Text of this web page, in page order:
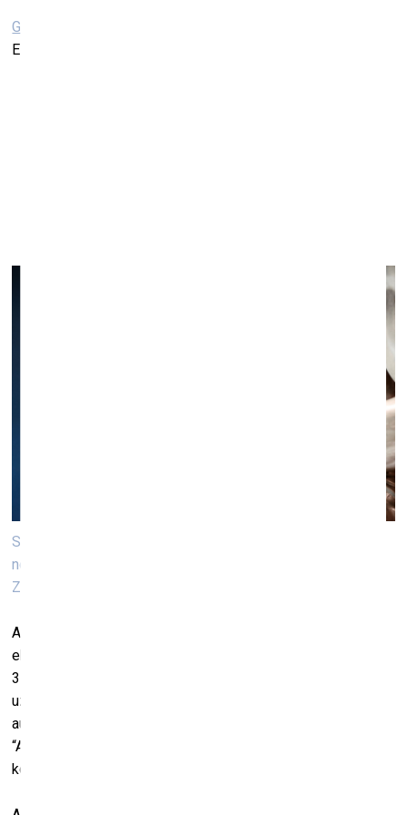
Galerija “Māksla XO”
Elizabetes ielā 14, Rīgā
Skats no LNMM Antīkās un renesanses tēlniecības
nolējumu ekspozīcijas “Skulptūru mežs”. Foto: Kristiāna
Zelča
Atzīmējot Antīkās un renesanses tēlniecības nolējumu
ekspozīcijas “Skulptūru mežs” ceturto pastāvēšanas gadu,
31. oktobrī un 1. novembrī Mākslas muzejs RĪGAS BIRŽA
uzsāk starptautisku zinātnisko lasījumu sēriju par
autentiskumu un oriģinalitāti dažādās mākslas nozarēs –
“Autentiskums muzeju kolekcijās un pasaules kultūru
kontekstā. Pieredze, kritika un perspektīvas”.